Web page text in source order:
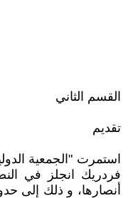
القسم الثاني
تقديم
استمرت "الجمعية
فردريك انجلز في